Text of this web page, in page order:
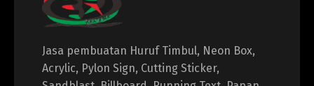
Jasa pembuatan Huruf Timbul, Neon Box,
Acrylic, Pylon Sign, Cutting Sticker,